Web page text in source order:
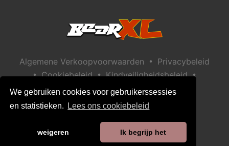
We gebruiken cookies voor gebruikerssessies
en statistieken.
Lees ons cookiebeleid
weigeren Ik begrijp het
Algemene Verkoopvoorwaarden • Privacybeleid
• Cookiebeleid • Kindveiligheidsbeleid •
Help / Contact